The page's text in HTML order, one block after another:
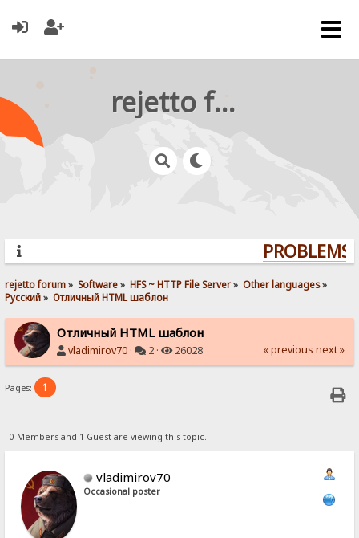
rejetto forum
rejetto forum» Software» HFS ~ HTTP File Server» Other languages»
Pусский» Отличный HTML шаблон
Отличный HTML шаблон
vladimirov70 · 2 · 26028 « previous next »
Pages: 1
0 Members and 1 Guest are viewing this topic.
vladimirov70
Occasional poster